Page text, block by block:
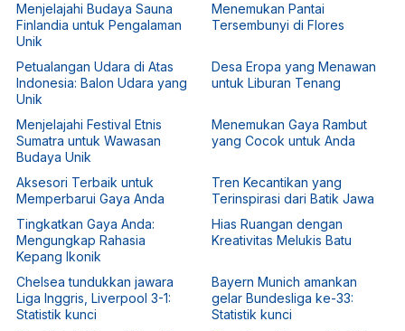
Menjelajahi Budaya Sauna
Finlandia untuk Pengalaman
Unik
Menemukan Pantai
Tersembunyi di Flores
Petualangan Udara di Atas
Indonesia: Balon Udara yang
Unik
Desa Eropa yang Menawan
untuk Liburan Tenang
Menjelajahi Festival Etnis
Sumatra untuk Wawasan
Budaya Unik
Menemukan Gaya Rambut
yang Cocok untuk Anda
Aksesori Terbaik untuk
Memperbarui Gaya Anda
Tren Kecantikan yang
Terinspirasi dari Batik Jawa
Tingkatkan Gaya Anda:
Mengungkap Rahasia
Kepang Ikonik
Hias Ruangan dengan
Kreativitas Melukis Batu
Chelsea tundukkan jawara
Liga Inggris, Liverpool 3-1:
Statistik kunci
Bayern Munich amankan
gelar Bundesliga ke-33:
Statistik kunci